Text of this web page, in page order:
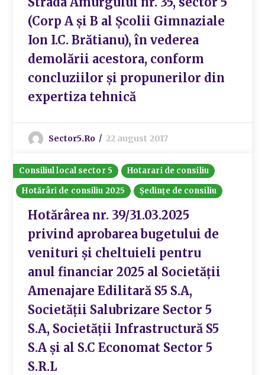
(Corp A și B al Școlii Gimnaziale
Ion I.C. Brătianu), în vederea
demolării acestora, conform
concluziilor și propunerilor din
expertiza tehnică
Sector5.ro 22 august 2017
Consiliul local sector 5
Hotarari de consiliu
Hotărâri de consiliu 2025
Ședințe de consiliu
Hotărârea nr. 39/31.03.2025
privind aprobarea bugetului de
venituri și cheltuieli pentru
anul financiar 2025 al Societății
Amenajare Edilitară S5 S.A,
Societății Salubrizare Sector 5
S.A, Societății Infrastructură S5
S.A și al S.C Economat Sector 5
S.R.L